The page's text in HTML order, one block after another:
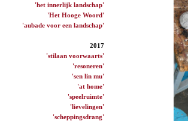
'het innerlijk landschap'
'Het Hooge Woord'
'aubade voor een landschap'
2017
'stilaan voorwaarts'
'resoneren'
'sen lin mu'
'at home'
'speelruimte'
'lievelingen'
'scheppingsdrang'